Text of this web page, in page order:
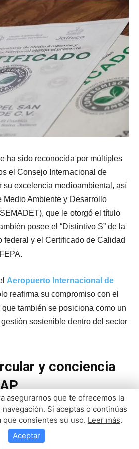
asegurarnos que te ofrecemos la
Si aceptas o continúas
que consientes su uso. Leer más.
Aceptar